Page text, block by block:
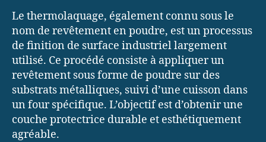
Le thermolaquage, également connu sous le
nom de revêtement en poudre, est un processus
de finition de surface industriel largement
utilisé. Ce procédé consiste à appliquer un
revêtement sous forme de poudre sur des
substrats métalliques, suivi d’une cuisson dans
un four spécifique. L’objectif est d’obtenir une
couche protectrice durable et esthétiquement
agréable.